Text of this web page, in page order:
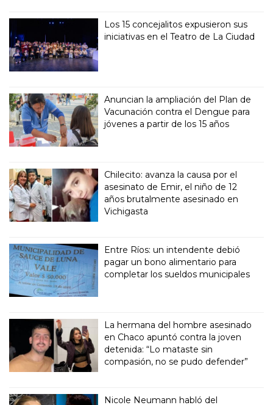
Los 15 concejalitos expusieron sus
iniciativas en el Teatro de La Ciudad
Anuncian la ampliación del Plan de
Vacunación contra el Dengue para
jóvenes a partir de los 15 años
Chilecito: avanza la causa por el
asesinato de Emir, el niño de 12
años brutalmente asesinado en
Vichigasta
Entre Ríos: un intendente debió
pagar un bono alimentario para
completar los sueldos municipales
La hermana del hombre asesinado
en Chaco apuntó contra la joven
detenida: “Lo mataste sin
compasión, no se pudo defender”
Nicole Neumann habló del